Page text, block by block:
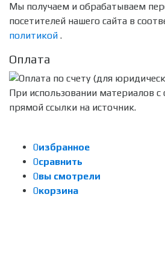
Мы получаем и обрабатываем
посетителей нашего сайта в
политикой .
Оплата
При использовании материалов с
прямой ссылки на источник.
0избранное
0сравнить
0вы смотрели
0корзина